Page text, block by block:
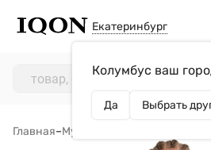
Екатеринбург
Колумбус ваш
Да Выбрать
Главная–Мужчинам